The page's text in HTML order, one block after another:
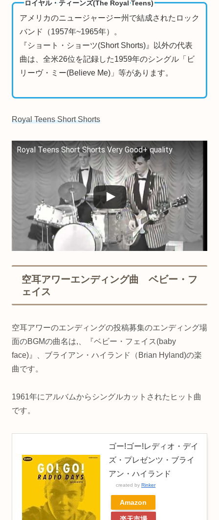
ロイヤル・ティーンズ(The Royal Teens)
アメリカのニュージャージー州で結成されたロック
バンド（1957年~1965年）。
『ショート・ショーツ(Short Shorts)』以外の代表
曲は、全米26位を記録した1959年のシングル「ビ
リーヴ・ミー(Believe Me)」等があります。
Royal Teens Short Shorts
Royal Teens Short Shorts Very Good+ quality
空耳アワーエンディング曲 ベビー・フ
ェイス
空耳アワーのエンディングの投稿募集のエンディング場
面のBGMの曲名は,、『ベビー・フェイス(baby
face)』、ブライアン・ハイランド（Brian Hyland)の楽
曲です。
1961年にアルバムからシングルカットされたヒット曲
です。
ゴー!ゴー!レディオ・デイ
ズ・プレゼンツ・ブライ
アン・ハイランド
created by Rinker
Amazon